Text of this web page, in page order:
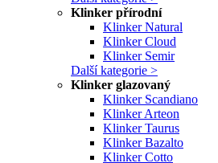
Klinker přírodní
Klinker Natural
Klinker Cloud
Klinker Semir
Další kategorie >
Klinker glazovaný
Klinker Scandiano
Klinker Arteon
Klinker Taurus
Klinker Bazalto
Klinker Cotto